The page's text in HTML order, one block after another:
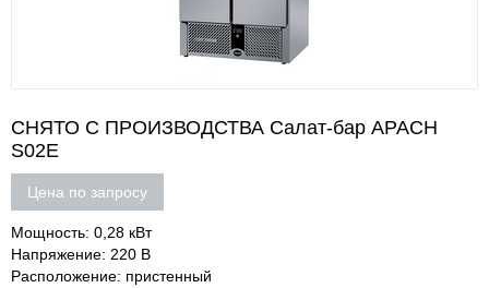
СНЯТО С ПРОИЗВОДСТВА Салат-бар APACH
S02E
Цена по запросу
Мощность: 0,28 кВт
Напряжение: 220 В
Расположение: пристенный